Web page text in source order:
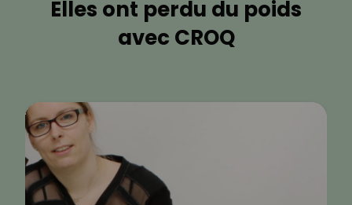
Elles ont perdu du poids
avec CROQ